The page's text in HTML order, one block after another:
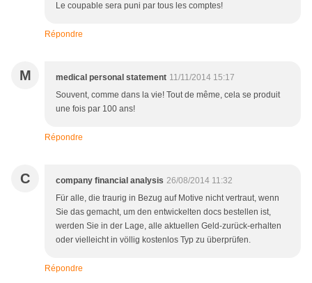
Le coupable sera puni par tous les comptes!
Répondre
M medical personal statement 11/11/2014 15:17
Souvent, comme dans la vie! Tout de même, cela se produit
une fois par 100 ans!
Répondre
C company financial analysis 26/08/2014 11:32
Für alle, die traurig in Bezug auf Motive nicht vertraut, wenn
Sie das gemacht, um den entwickelten docs bestellen ist,
werden Sie in der Lage, alle aktuellen Geld-zurück-erhalten
oder vielleicht in völlig kostenlos Typ zu überprüfen.
Répondre